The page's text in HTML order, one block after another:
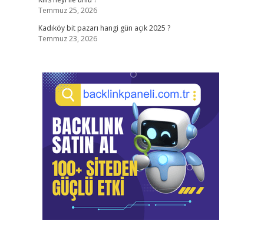
Temmuz 25, 2026
Kadıköy bit pazarı hangi gün açık 2025 ?
Temmuz 23, 2026